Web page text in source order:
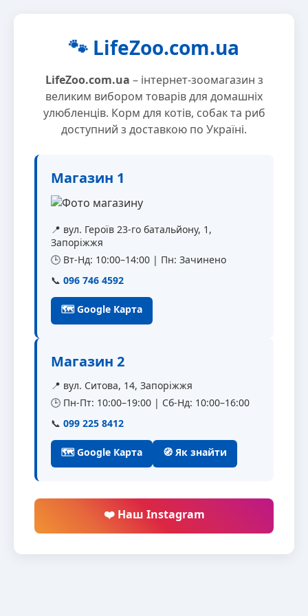
🐾 LifeZoo.com.ua
LifeZoo.com.ua – інтернет-зоомагазин з
великим вибором товарів для домашніх
улюбленців. Корм для котів, собак та риб
доступний з доставкою по Україні.
Магазин 1
📍 вул. Героїв 23-го батальйону, 1,
Запоріжжя
🕒 Вт-Нд: 10:00–14:00 | Пн: Зачинено
📞 096 746 4592
🗺 Google Карта
Магазин 2
📍 вул. Ситова, 14, Запоріжжя
🕒 Пн-Пт: 10:00–19:00 | Сб-Нд: 10:00–16:00
📞 099 225 8412
🗺 Google Карта 🧭 Як знайти
❤️ Наш Instagram